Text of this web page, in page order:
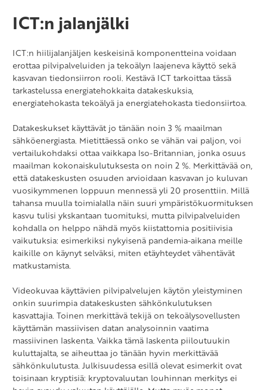
ICT:n jalanjälki
ICT:n hiilijalanjäljen keskeisinä komponentteina voidaan
erottaa pilvipalveluiden ja tekoälyn laajeneva käyttö sekä
kasvavan tiedonsiirron rooli. Kestävä ICT tarkoittaa tässä
tarkastelussa energiatehokkaita datakeskuksia,
energiatehokasta tekoälyä ja energiatehokasta tiedonsiirtoa.
Datakeskukset käyttävät jo tänään noin 3 % maailman
sähköenergiasta. Mietittäessä onko se vähän vai paljon, voi
vertailukohdaksi ottaa vaikkapa Iso-Britannian, jonka osuus
maailman kokonaiskulutuksesta on noin 2 %. Merkittävää on,
että datakeskusten osuuden arvioidaan kasvavan jo kuluvan
vuosikymmenen loppuun mennessä yli 20 prosenttiin. Millä
tahansa muulla toimialalla näin suuri ympäristökuormituksen
kasvu tulisi ykskantaan tuomituksi, mutta pilvipalveluiden
kohdalla on helppo nähdä myös kiistattomia positiivisia
vaikutuksia: esimerkiksi nykyisenä pandemia-aikana meille
kaikille on käynyt selväksi, miten etäyhteydet vähentävät
matkustamista.
Videokuvaa käyttävien pilvipalvelujen käytön yleistyminen
onkin suurimpia datakeskusten sähkönkulutuksen
kasvattajia. Toinen merkittävä tekijä on tekoälysovellusten
käyttämän massiivisen datan analysoinnin vaatima
massiivinen laskenta. Vaikka tämä laskenta piiloutuukin
kuluttajalta, se aiheuttaa jo tänään hyvin merkittävää
sähkönkulutusta. Julkisuudessa esillä olevat esimerkit ovat
toisinaan kryptisiä: kryptovaluutan louhinnan merkitys ei